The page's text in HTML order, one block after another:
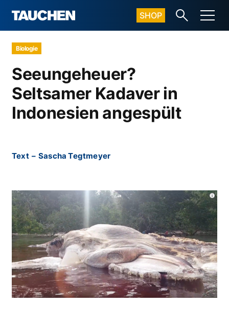
SHOP
Biologie
Seeungeheuer?
Seltsamer Kadaver in
Indonesien angespült
Text – Sascha Tegtmeyer